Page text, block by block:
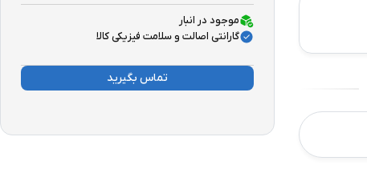
موجود در انبار
گارانتی اصالت و سلامت فیزیکی کالا
تماس بگیرید